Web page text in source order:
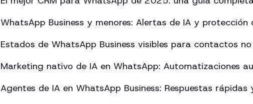
WhatsApp Business y menores: Alertas de IA y protección
Estados de WhatsApp Business visibles para contactos
Marketing nativo de IA en WhatsApp: Automatizaciones
Agentes de IA en WhatsApp Business: Respuestas rápidas